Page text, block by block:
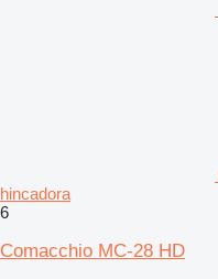
hincadora
6
Comacchio MC-28 HD